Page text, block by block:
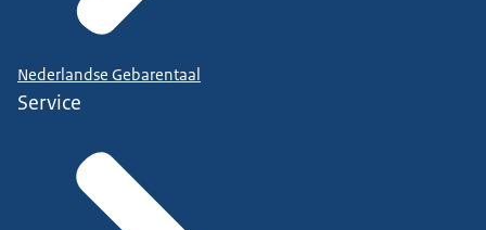
Nederlandse Gebarentaal
Service